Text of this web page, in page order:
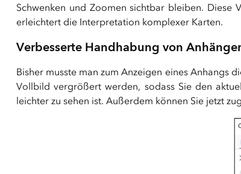
Schwenken und Zoomen sichtbar bleiben. Diese
erleichtert die Interpretation komplexer Karten.
Verbesserte Handhabung von
Bisher musste man zum Anzeigen eines Anhangs
Vollbild vergrößert werden, sodass Sie den
leichter zu sehen ist. Außerdem können Sie jetzt